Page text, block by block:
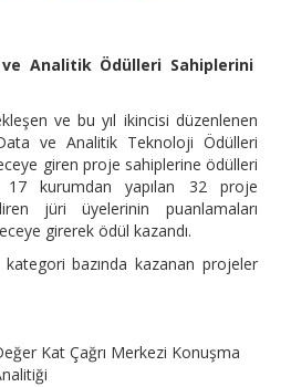
Analitik Ödülleri Sahiplerini
ve bu yıl ikincisi düzenlenen
ve Analitik Teknoloji Ödülleri
giren proje sahiplerine ödülleri
kurumdan yapılan 32 proje
jüri üyelerinin puanlamaları
girerek ödül kazandı.
bazında kazanan projeler
Kat Çağrı Merkezi Konuşma